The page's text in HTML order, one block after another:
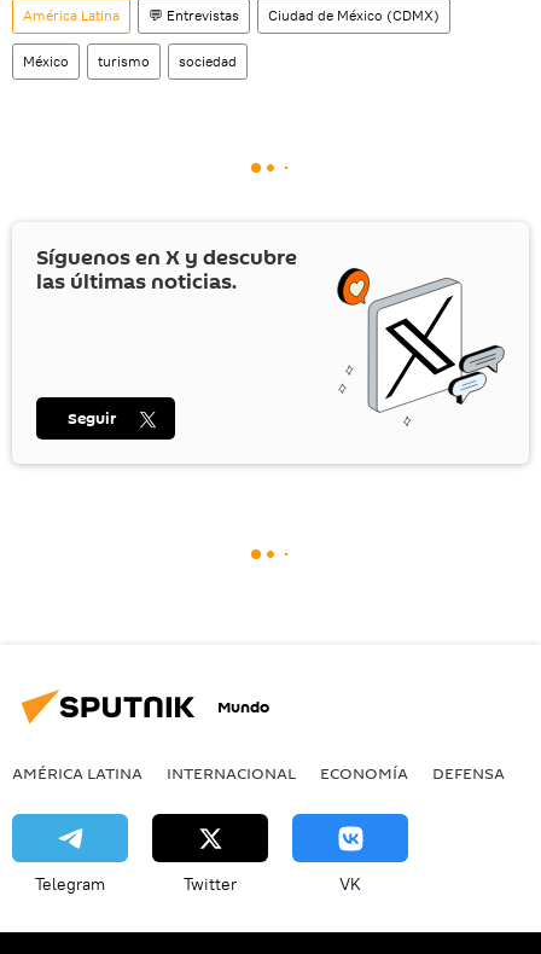
América Latina 💬 Entrevistas Ciudad de México (CDMX)
México turismo sociedad
Síguenos en X y descubre
las últimas noticias.
Seguir
Mundo
AMÉRICA LATINA INTERNACIONAL ECONOMÍA DEFENSA
Telegram Twitter VK